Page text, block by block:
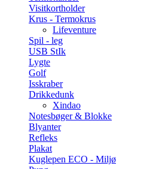
Visitkortholder
Krus - Termokrus
Lifeventure
Spil - leg
USB StIk
Lygte
Golf
Isskraber
Drikkedunk
Xindao
Notesbøger & Blokke
Blyanter
Refleks
Plakat
Kuglepen ECO - Miljø